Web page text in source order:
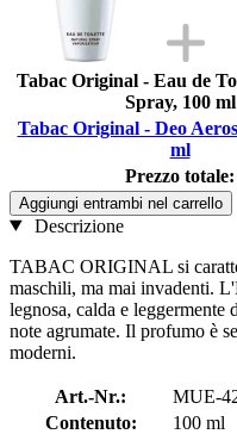
Tabac Original - Eau de
Spray, 100 ml
Tabac Original - Deo
ml
Prezzo totale:
Aggiungi entrambi nel carrello
Descrizione
TABAC ORIGINAL si
maschili, ma mai invadenti.
legnosa, calda e leggermente
note agrumate. Il profumo è
moderni.
Art.-Nr.:
MUE-
Contenuto:
100 ml